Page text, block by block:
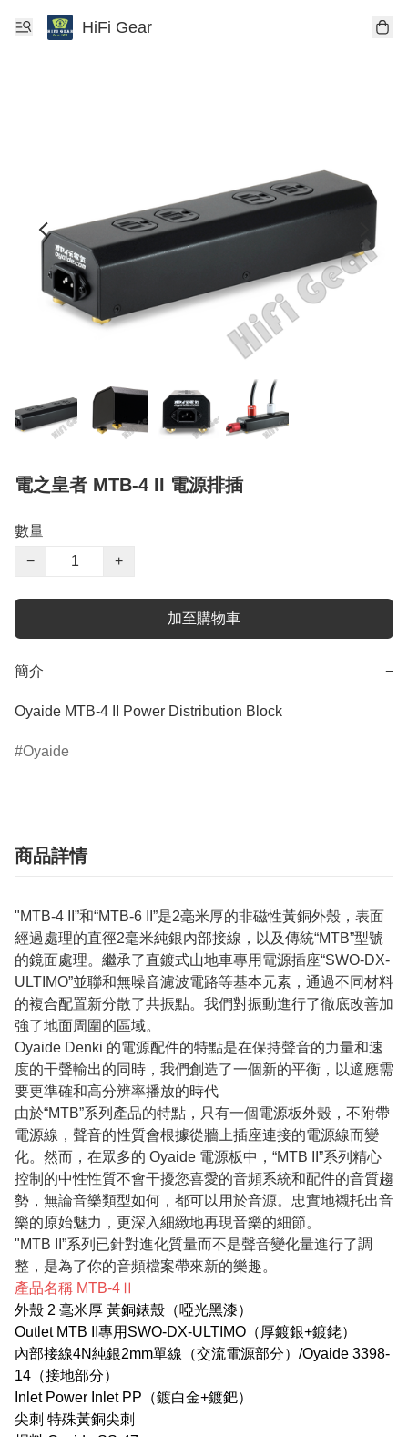
HiFi Gear
電之皇者 MTB-4 II 電源排插
數量
−
+
加至購物車
簡介 −
Oyaide MTB-4 II Power Distribution Block
Oyaide
商品詳情
"MTB-4 II”和“MTB-6 II”是2毫米厚的非磁性黃銅外殼，表面
經過處理的直徑2毫米純銀內部接線，以及傳統“MTB”型號
的鏡面處理。繼承了直鍍式山地車專用電源插座“SWO-DX-
ULTIMO”並聯和無噪音濾波電路等基本元素，通過不同材料
的複合配置新分散了共振點。我們對振動進行了徹底改善加
強了地面周圍的區域。
Oyaide Denki 的電源配件的特點是在保持聲音的力量和速
度的干聲輸出的同時，我們創造了一個新的平衡，以適應需
要更準確和高分辨率播放的時代
由於“MTB”系列產品的特點，只有一個電源板外殼，不附帶
電源線，聲音的性質會根據從牆上插座連接的電源線而變
化。然而，在眾多的 Oyaide 電源板中，“MTB II”系列精心
控制的中性性質不會干擾您喜愛的音頻系統和配件的音質趨
勢，無論音樂類型如何，都可以用於音源。忠實地襯托出音
樂的原始魅力，更深入細緻地再現音樂的細節。
"MTB II”系列已針對進化質量而不是聲音變化量進行了調
整，是為了你的音頻檔案帶來新的樂趣。
產品名稱 MTB-4Ⅱ
外殼 2 毫米厚 黃銅錶殼（啞光黑漆）
Outlet MTB II專用SWO-DX-ULTIMO（厚鍍銀+鍍銠）
內部接線4N純銀2mm單線（交流電源部分）/Oyaide 3398-
14（接地部分）
Inlet Power Inlet PP（鍍白金+鍍鈀）
尖刺 特殊黃銅尖刺